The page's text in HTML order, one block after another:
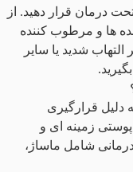
ناحیه تحت درمان قرار دهید. از
ها و مرطوب کننده
شدید یا سایر
دلیل قرارگیری
زمینه ای و
شامل ماساژ،